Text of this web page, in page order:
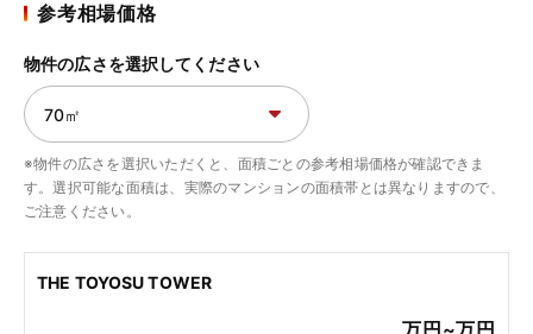
参考相場価格
THE TOYOSU TOWER
万円~万円
物件の広さを選択してください
※物件の広さを選択いただくと、面積ごとの参考相場価格が確認できま
す。選択可能な面積は、実際のマンションの面積帯とは異なりますので、
ご注意ください。